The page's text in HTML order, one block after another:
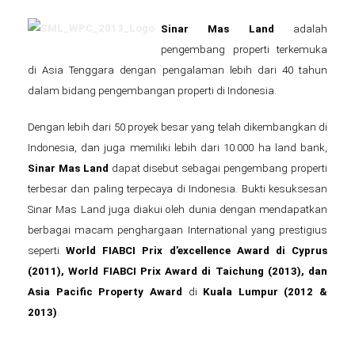
Sinar Mas Land adalah
pengembang properti terkemuka
di Asia Tenggara dengan pengalaman lebih dari 40 tahun
dalam bidang pengembangan properti di Indonesia.
Dengan lebih dari 50 proyek besar yang telah dikembangkan di
Indonesia, dan juga memiliki lebih dari 10.000 ha land bank,
Sinar Mas Land dapat disebut sebagai pengembang properti
terbesar dan paling terpecaya di Indonesia. Bukti kesuksesan
Sinar Mas Land juga diakui oleh dunia dengan mendapatkan
berbagai macam penghargaan International yang prestigius
sepertiWorld FIABCI Prix d’excellence Award di Cyprus
(2011), World FIABCI Prix Award di Taichung (2013), dan
Asia Pacific Property Award
di Kuala Lumpur (2012 &
2013).